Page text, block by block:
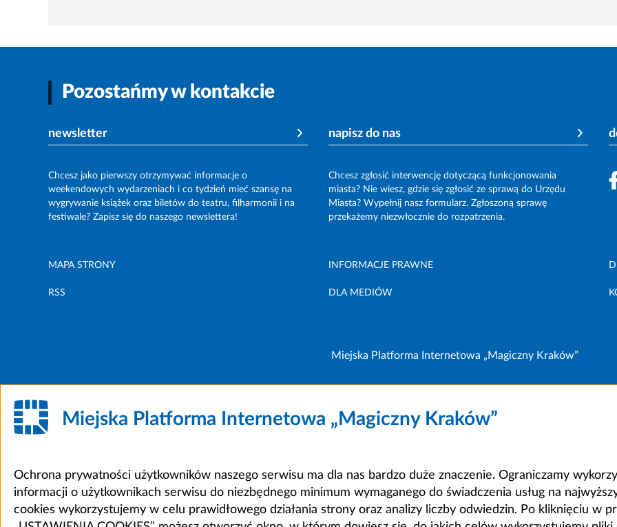
Pozostańmy w kontakcie
newsletter
Chcesz jako pierwszy otrzymywać informacje o
weekendowych wydarzeniach i co tydzień mieć szansę na
wygrywanie książek oraz biletów do teatru, filharmonii i na
festiwale? Zapisz się do naszego newslettera!
napisz do nas
Chcesz zgłosić interwencję dotyczącą funkcjonowania
miasta? Nie wiesz, gdzie się zgłosić ze sprawą do Urzędu
Miasta? Wypełnij nasz formularz. Zgłoszoną sprawę
przekażemy niezwłocznie do rozpatrzenia.
MAPA STRONY INFORMACJE PRAWNE
RSS DLA MEDIÓW
Miejska Platforma Internetowa „Magiczny Kraków”
Miejska Platforma Internetowa „Magiczny Kraków”
Ochrona prywatności użytkowników naszego serwisu ma dla nas bardzo duże znaczenie. Ograniczamy
informacji o użytkownikach serwisu do niezbędnego minimum wymaganego do świadczenia usług na
cookies wykorzystujemy w celu prawidłowego działania strony oraz analizy liczby odwiedzin. Po kliknięciu w